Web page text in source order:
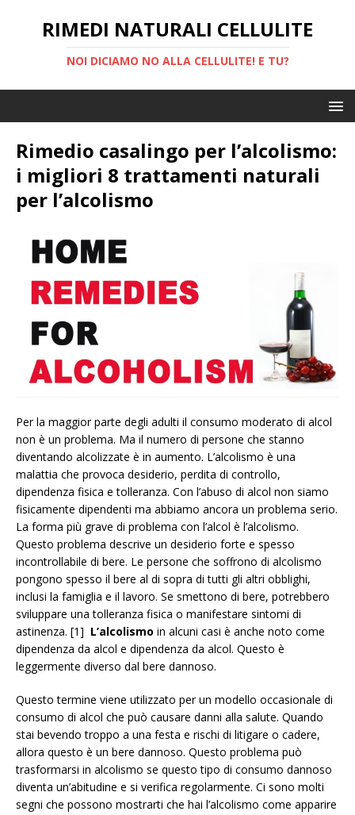
RIMEDI NATURALI CELLULITE
NOI DICIAMO NO ALLA CELLULITE! E TU?
Rimedio casalingo per l’alcolismo:
i migliori 8 trattamenti naturali
per l’alcolismo
Per la maggior parte degli adulti il ​​consumo moderato di alcol
non è un problema. Ma il numero di persone che stanno
diventando alcolizzate è in aumento. L’alcolismo è una
malattia che provoca desiderio, perdita di controllo,
dipendenza fisica e tolleranza. Con l’abuso di alcol non siamo
fisicamente dipendenti ma abbiamo ancora un problema serio.
La forma più grave di problema con l’alcol è l’alcolismo.
Questo problema descrive un desiderio forte e spesso
incontrollabile di bere. Le persone che soffrono di alcolismo
pongono spesso il bere al di sopra di tutti gli altri obblighi,
inclusi la famiglia e il lavoro. Se smettono di bere, potrebbero
sviluppare una tolleranza fisica o manifestare sintomi di
astinenza. [1] L’alcolismo in alcuni casi è anche noto come
dipendenza da alcol e dipendenza da alcol. Questo è
leggermente diverso dal bere dannoso.
Questo termine viene utilizzato per un modello occasionale di
consumo di alcol che può causare danni alla salute. Quando
stai bevendo troppo a una festa e rischi di litigare o cadere,
allora questo è un bere dannoso. Questo problema può
trasformarsi in alcolismo se questo tipo di consumo dannoso
diventa un’abitudine e si verifica regolarmente. Ci sono molti
segni che possono mostrarti che hai l’alcolismo come apparire